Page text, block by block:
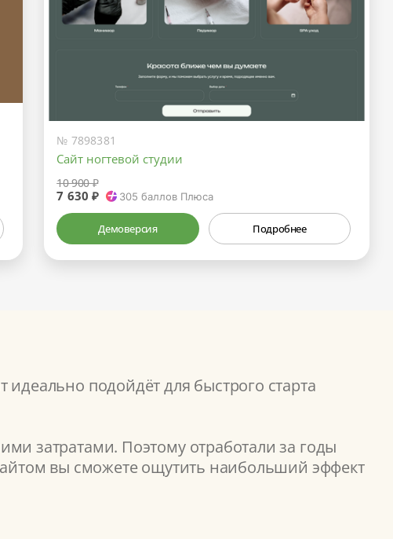
№ 7898381
Сайт ногтевой студии
10 900 ₽
7 630 ₽ 305 баллов Плюса
Демоверсия Подробнее
подойдёт для быстрого старта
затратами. Поэтому отработали за годы
вы сможете ощутить наибольший эффект